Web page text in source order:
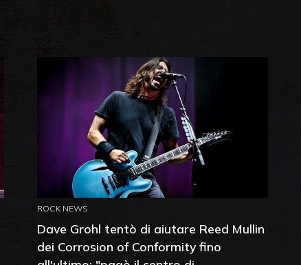
ROCK NEWS
Dave Grohl tentò di aiutare Reed Mullin
dei Corrosion of Conformity fino